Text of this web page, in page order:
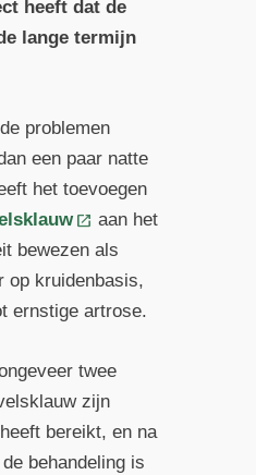
heeft dat de
lange termijn
problemen
een paar natte
het toevoegen
aan het
bewezen als
op kruidenbasis,
ernstige artrose.
twee
zijn
bereikt, en na
behandeling is